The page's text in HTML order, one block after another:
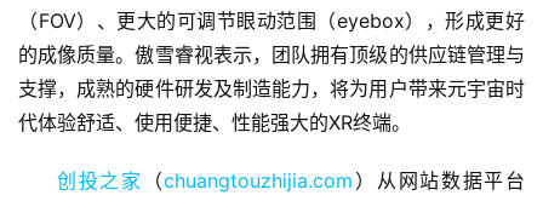
融
资
报
道
（FOV）、更大的可调节眼动范围（eyebox），形成更好
的成像质量。傲雪睿视表示，团队拥有顶级的供应链管理与
支撑，成熟的硬件研发及制造能力，将为用户带来元宇宙时
代体验舒适、使用便捷、性能强大的XR终端。
创投之家 （chuangtouzhijia.com ）从网站数据平台